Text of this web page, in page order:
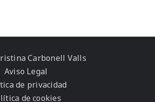
Carbonell Valls
Aviso Legal
de privacidad
de cookies